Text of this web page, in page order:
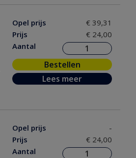
Opel prijs
€ 39,31
Prijs
€ 24,00
Aantal
Bestellen
Lees meer
Opel prijs
-
Prijs
€ 24,00
Aantal